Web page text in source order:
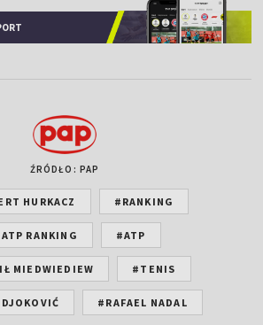
ŹRÓDŁO: PAP
HURKACZ #RANKING
RANKING #ATP
MIEDWIEDIEW #TENIS
#RAFAEL NADAL